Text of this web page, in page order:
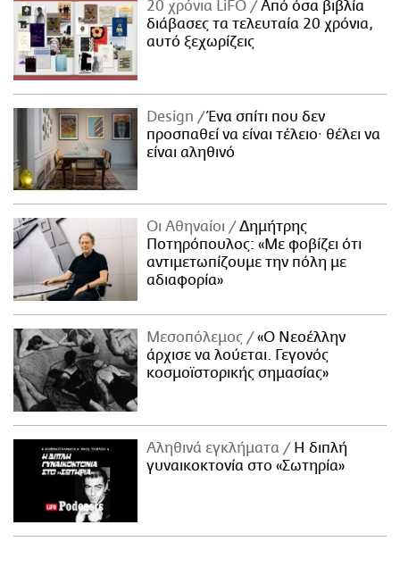
20 χρόνια LiFO
Από όσα βιβλία
διάβασες τα τελευταία 20 χρόνια,
αυτό ξεχωρίζεις
Design
Ένα σπίτι που δεν
προσπαθεί να είναι τέλειο· θέλει να
είναι αληθινό
Οι Αθηναίοι
Δημήτρης
Ποτηρόπουλος: «Με φοβίζει ότι
αντιμετωπίζουμε την πόλη με
αδιαφορία»
Μεσοπόλεμος
«Ο Νεοέλλην
άρχισε να λούεται. Γεγονός
κοσμοϊστορικής σημασίας»
Αληθινά εγκλήματα
Η διπλή
γυναικοκτονία στο «Σωτηρία»